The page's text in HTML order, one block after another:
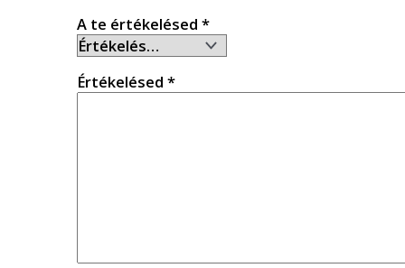
A te értékelésed *
Értékelésed *